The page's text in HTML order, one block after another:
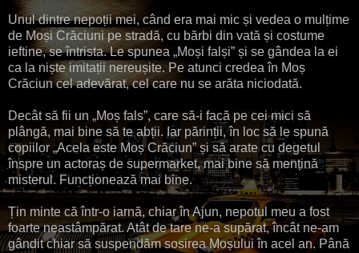
Unul dintre nepoții mei, când era mai mic și vedea o mulțime
de Moși Crăciuni pe stradă, cu bărbi din vată și costume
ieftine, se întrista. Le spunea „Moși falși” și se gândea la ei
ca la niște imitații nereușite. Pe atunci credea în Moș
Crăciun cel adevărat, cel care nu se arăta niciodată.
Decât să fii un „Moș fals”, care să-i facă pe cei mici să
plângă, mai bine să te abții. Iar părinții, în loc să le spună
copiilor „Acela este Moș Crăciun” și să arate cu degetul
înspre un actoraș de supermarket, mai bine să mențină
misterul. Funcționează mai bine.
Țin minte că într-o iarnă, chiar în Ajun, nepotul meu a fost
foarte neastâmpărat. Atât de tare ne-a supărat, încât ne-am
gândit chiar să suspendăm sosirea Moșului în acel an. Până